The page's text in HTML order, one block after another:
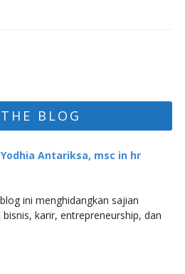
BLOG
Yodhia Antariksa, msc in hr
ini menghidangkan sajian
karir, entrepreneurship, dan